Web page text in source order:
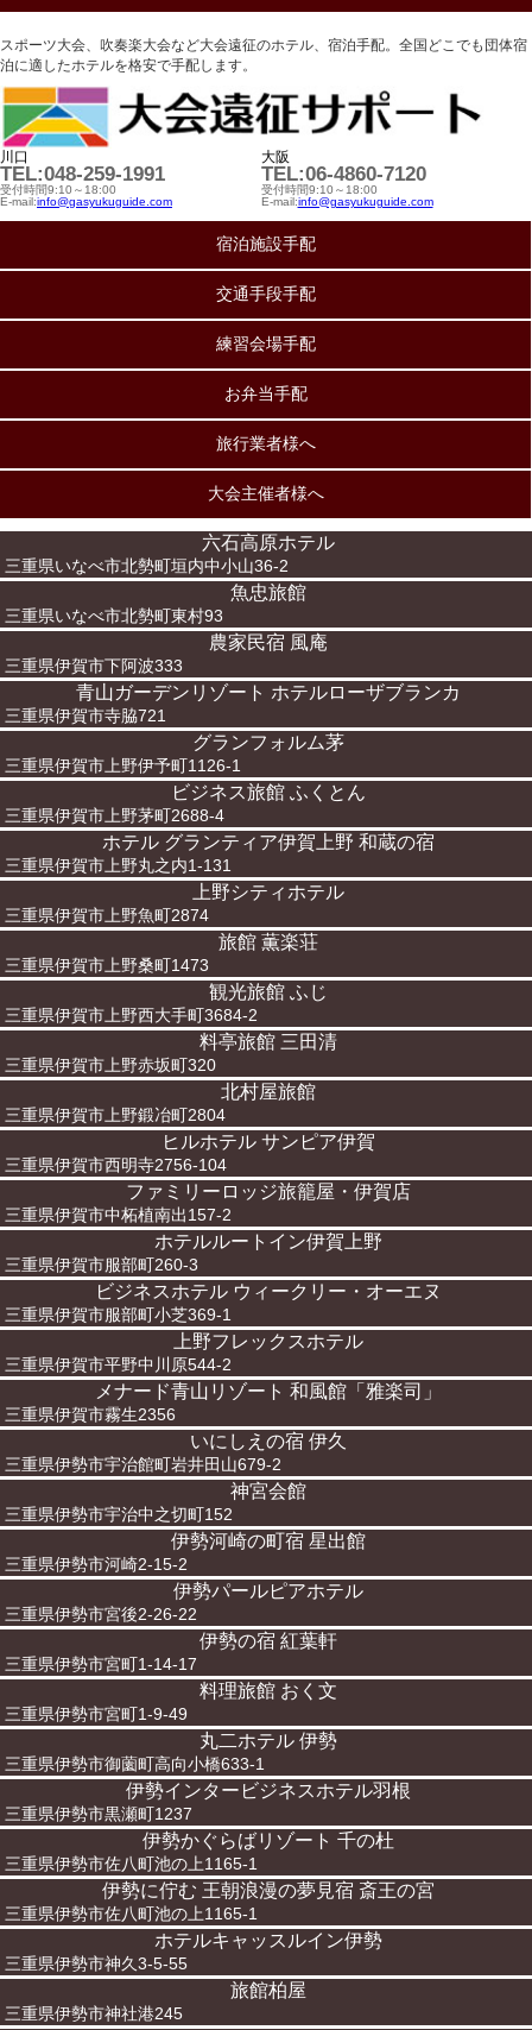
スポーツ大会、吹奏楽大会など大会遠征のホテル、宿泊手配。全国どこでも団体宿
泊に適したホテルを格安で手配します。
川口
TEL:048-259-1991
受付時間9:10～18:00
E-mail:info@gasyukuguide.com
大阪
TEL:06-4860-7120
受付時間9:10～18:00
E-mail:info@gasyukuguide.com
宿泊施設手配
交通手段手配
練習会場手配
お弁当手配
旅行業者様へ
大会主催者様へ
六石高原ホテル
三重県いなべ市北勢町垣内中小山36-2
魚忠旅館
三重県いなべ市北勢町東村93
農家民宿 風庵
三重県伊賀市下阿波333
青山ガーデンリゾート ホテルローザブランカ
三重県伊賀市寺脇721
グランフォルム茅
三重県伊賀市上野伊予町1126-1
ビジネス旅館 ふくとん
三重県伊賀市上野茅町2688-4
ホテル グランティア伊賀上野 和蔵の宿
三重県伊賀市上野丸之内1-131
上野シティホテル
三重県伊賀市上野魚町2874
旅館 薫楽荘
三重県伊賀市上野桑町1473
観光旅館 ふじ
三重県伊賀市上野西大手町3684-2
料亭旅館 三田清
三重県伊賀市上野赤坂町320
北村屋旅館
三重県伊賀市上野鍛冶町2804
ヒルホテル サンピア伊賀
三重県伊賀市西明寺2756-104
ファミリーロッジ旅籠屋・伊賀店
三重県伊賀市中柘植南出157-2
ホテルルートイン伊賀上野
三重県伊賀市服部町260-3
ビジネスホテル ウィークリー・オーエヌ
三重県伊賀市服部町小芝369-1
上野フレックスホテル
三重県伊賀市平野中川原544-2
メナード青山リゾート 和風館「雅楽司」
三重県伊賀市霧生2356
いにしえの宿 伊久
三重県伊勢市宇治館町岩井田山679-2
神宮会館
三重県伊勢市宇治中之切町152
伊勢河崎の町宿 星出館
三重県伊勢市河崎2-15-2
伊勢パールピアホテル
三重県伊勢市宮後2-26-22
伊勢の宿 紅葉軒
三重県伊勢市宮町1-14-17
料理旅館 おく文
三重県伊勢市宮町1-9-49
丸二ホテル 伊勢
三重県伊勢市御薗町高向小橋633-1
伊勢インタービジネスホテル羽根
三重県伊勢市黒瀬町1237
伊勢かぐらばリゾート 千の杜
三重県伊勢市佐八町池の上1165-1
伊勢に佇む 王朝浪漫の夢見宿 斎王の宮
三重県伊勢市佐八町池の上1165-1
ホテルキャッスルイン伊勢
三重県伊勢市神久3-5-55
旅館柏屋
三重県伊勢市神社港245